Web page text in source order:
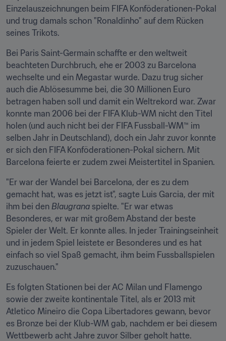
Einzelauszeichnungen beim FIFA Konföderationen-Pokal
und trug damals schon "Ronaldinho" auf dem Rücken
seines Trikots.
Bei Paris Saint-Germain schaffte er den weltweit
beachteten Durchbruch, ehe er 2003 zu Barcelona
wechselte und ein Megastar wurde. Dazu trug sicher
auch die Ablösesumme bei, die 30 Millionen Euro
betragen haben soll und damit ein Weltrekord war. Zwar
konnte man 2006 bei der FIFA Klub-WM nicht den Titel
holen (und auch nicht bei der FIFA Fussball-WM™ im
selben Jahr in Deutschland), doch ein Jahr zuvor konnte
er sich den FIFA Konföderationen-Pokal sichern. Mit
Barcelona feierte er zudem zwei Meistertitel in Spanien.
"Er war der Wandel bei Barcelona, der es zu dem
gemacht hat, was es jetzt ist", sagte Luis Garcia, der mit
ihm bei den Blaugrana spielte. "Er war etwas
Besonderes, er war mit großem Abstand der beste
Spieler der Welt. Er konnte alles. In jeder Trainingseinheit
und in jedem Spiel leistete er Besonderes und es hat
einfach so viel Spaß gemacht, ihm beim Fussballspielen
zuzuschauen."
Es folgten Stationen bei der AC Milan und Flamengo
sowie der zweite kontinentale Titel, als er 2013 mit
Atletico Mineiro die Copa Libertadores gewann, bevor
es Bronze bei der Klub-WM gab, nachdem er bei diesem
Wettbewerb acht Jahre zuvor Silber geholt hatte.